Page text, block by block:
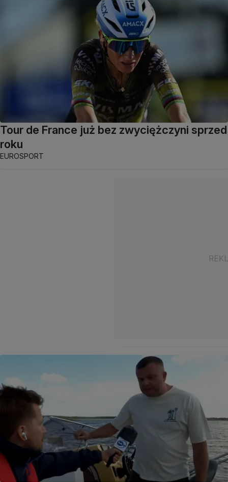
Tour de France już bez zwyciężczyni sprzed
roku
EUROSPORT